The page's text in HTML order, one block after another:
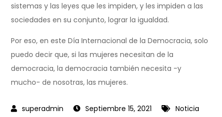
sistemas y las leyes que les impiden, y les impiden a las
sociedades en su conjunto, lograr la igualdad.
Por eso, en este Día Internacional de la Democracia, solo
puedo decir que, si las mujeres necesitan de la
democracia, la democracia también necesita -y
mucho- de nosotras, las mujeres.
Septiembre 15, 2021 Noticia